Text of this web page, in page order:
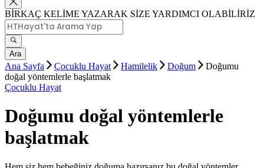
BİRKAÇ KELİME YAZARAK SİZE YARDIMCI OLABİLİRİZ
Ara
Ana Sayfa Çocuklu Hayat Hamilelik Doğum
Doğumu
doğal yöntemlerle başlatmak
Çocuklu Hayat
Doğumu doğal yöntemlerle
başlatmak